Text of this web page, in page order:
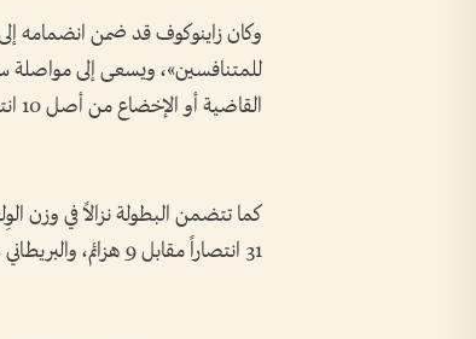
وكان زاينوكوف قد ضمن انضمامه
القاضية أو الإخضاع من أصل 10 انتصارات في مسيرته الاحترافية.
كما تتضمن البطولة نزالاً في وزن
31 انتصاراً مقابل 9 هزائم، والبريطاني سام باترسون، الذي حقق 13 انتصاراً مقابل هزيمتين.